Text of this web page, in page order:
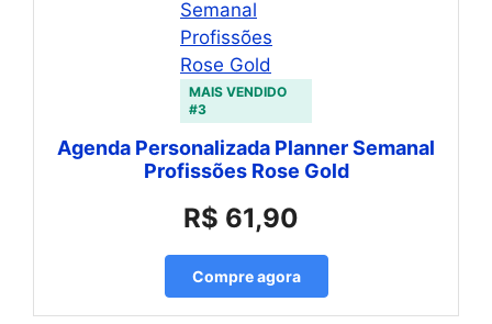
MAIS VENDIDO
#3
Agenda Personalizada Planner Semanal
Profissões Rose Gold
R$ 61,90
Compre agora